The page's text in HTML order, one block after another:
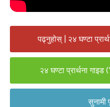
पढ्नुहोस् | २४ घण्टा
२४ घण्टा प्रार्थना
सुनामी